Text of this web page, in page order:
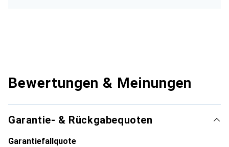
Bewertungen & Meinungen
Garantie- & Rückgabequoten
Garantiefallquote